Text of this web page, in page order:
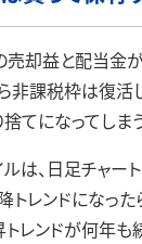
売却益と配当金
非課税枠は復活
てになってしま
は、日足チャー
トレンドになった
レンドが何年も